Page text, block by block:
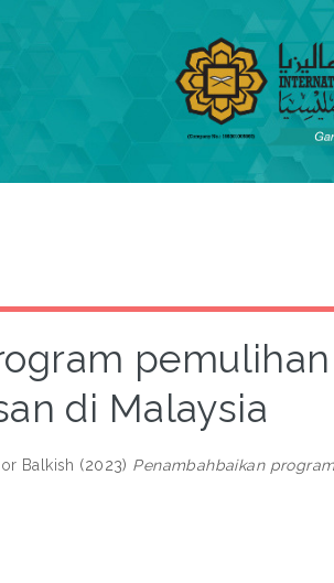
di Malaysia
Balkish (2023) Penambahbaikan